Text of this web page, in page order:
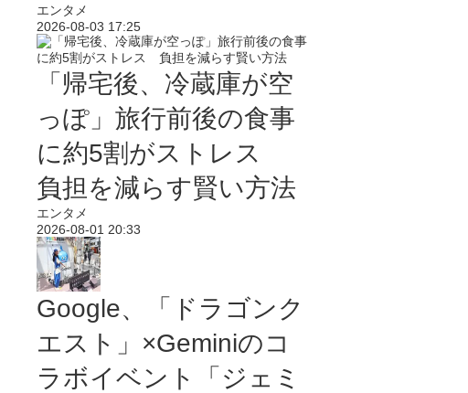
エンタメ
2026-08-03 17:25
「帰宅後、冷蔵庫が空
っぽ」旅行前後の食事
に約5割がストレス
負担を減らす賢い方法
エンタメ
2026-08-01 20:33
Google、「ドラゴンク
エスト」×Geminiのコ
ラボイベント「ジェミ